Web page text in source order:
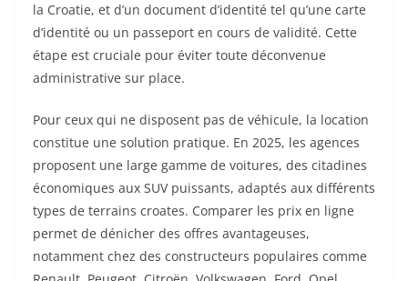
la Croatie, et d’un document d’identité tel qu’une carte
d’identité ou un passeport en cours de validité. Cette
étape est cruciale pour éviter toute déconvenue
administrative sur place.
Pour ceux qui ne disposent pas de véhicule, la location
constitue une solution pratique. En 2025, les agences
proposent une large gamme de voitures, des citadines
économiques aux SUV puissants, adaptés aux différents
types de terrains croates. Comparer les prix en ligne
permet de dénicher des offres avantageuses,
notamment chez des constructeurs populaires comme